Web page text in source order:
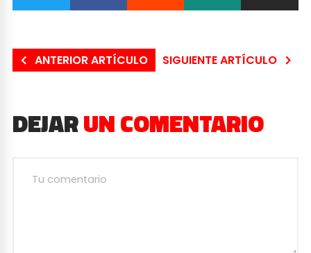
ANTERIOR ARTÍCULO SIGUIENTE ARTÍCULO
DEJARUN COMENTARIO